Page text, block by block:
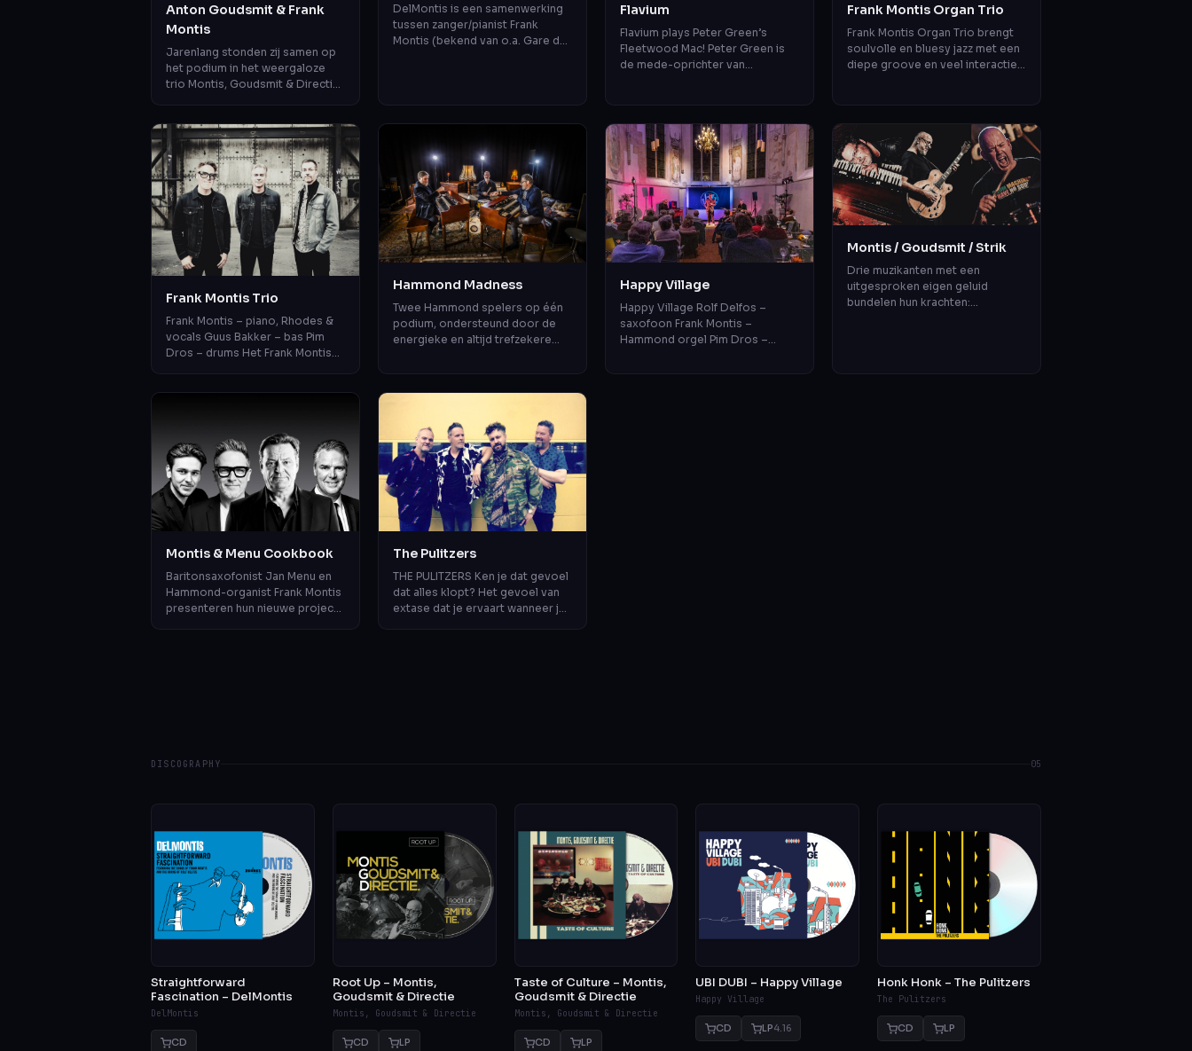
Anton Goudsmit & Frank
Montis
Jarenlang stonden zij samen op
het podium in het weergaloze
trio Montis, Goudsmit & Directie.
persoonlijkheden...
DelMontis is een samenwerking
tussen zanger/pianist Frank
Montis (bekend van o.a. Gare du
Flavium
Flavium plays Peter Green’s
Fleetwood Mac! Peter Green is
de mede-oprichter van
Frank Montis Organ Trio
Frank Montis Organ Trio brengt
soulvolle en bluesy jazz met een
diepe groove en veel interactie.
Frank Montis Trio
Frank Montis – piano, Rhodes &
vocals Guus Bakker – bas Pim
Dros – drums Het Frank Montis
Hammond Madness
Twee Hammond spelers op één
podium, ondersteund door de
energieke en altijd trefzekere
Happy Village
Happy Village Rolf Delfos –
saxofoon Frank Montis –
Hammond orgel Pim Dros –
Montis / Goudsmit / Strik
Drie muzikanten met een
uitgesproken eigen geluid
bundelen hun krachten:
Montis & Menu Cookbook
Baritonsaxofonist Jan Menu en
Hammond-organist Frank Montis
presenteren hun nieuwe project:
The Pulitzers
THE PULITZERS Ken je dat gevoel
dat alles klopt? Het gevoel van
extase dat je ervaart wanneer je
DISCOGRAPHY 05
Straightforward
Fascination – DelMontis
DelMontis
CD
Root Up – Montis,
Goudsmit & Directie
Montis, Goudsmit & Directie
CD LP
Taste of Culture – Montis,
Goudsmit & Directie
Montis, Goudsmit & Directie
CD LP
UBI DUBI – Happy Village
Happy Village
CD LP4.16
Honk Honk – The Pulitzers
The Pulitzers
CD LP